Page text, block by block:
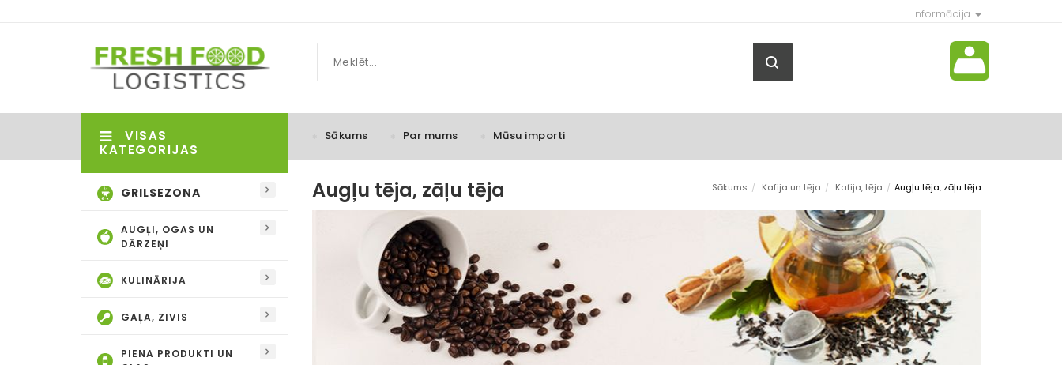
Informācija
VISAS
KATEGORIJAS
GRILSEZONA
AUGĻI, OGAS UN
DĀRZEŅI
KULINĀRIJA
GAĻA, ZIVIS
PIENA PRODUKTI UN
Sākums Par mums Mūsu importi
Sākums / Kafija un tēja / Kafija, tēja / Augļu tēja, zāļu tēja
Augļu tēja, zāļu tēja